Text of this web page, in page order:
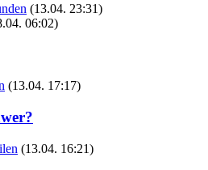
(13.04. 23:31)
06:02)
(13.04. 17:17)
(13.04. 16:21)